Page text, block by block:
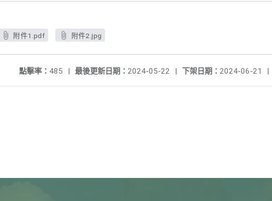
附件1.pdf 附件2.jpg
下架日期： 2024-06-21 |
最後更新日期： 2024-05-22 |
點擊率： 485 |